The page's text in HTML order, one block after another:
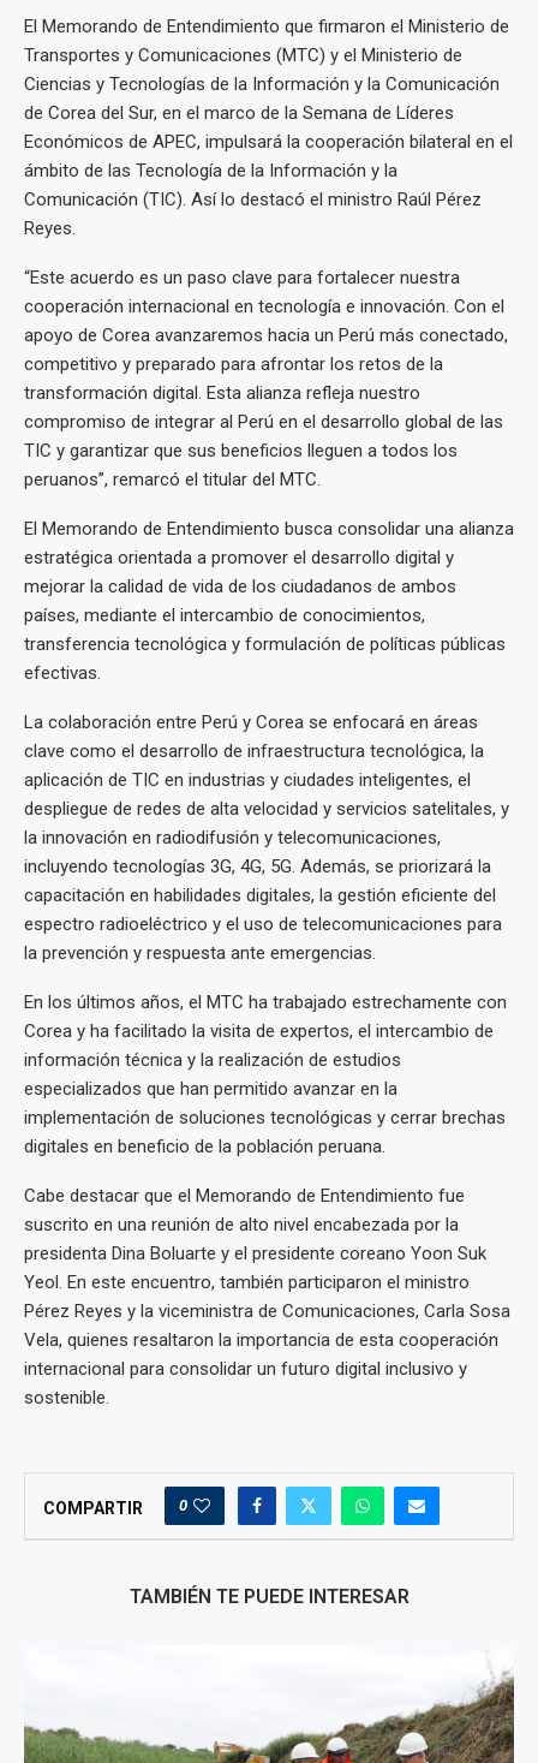
El Memorando de Entendimiento que firmaron el Ministerio de
Transportes y Comunicaciones (MTC) y el Ministerio de
Ciencias y Tecnologías de la Información y la Comunicación
de Corea del Sur, en el marco de la Semana de Líderes
Económicos de APEC, impulsará la cooperación bilateral en el
ámbito de las Tecnología de la Información y la
Comunicación (TIC). Así lo destacó el ministro Raúl Pérez
Reyes.
“Este acuerdo es un paso clave para fortalecer nuestra
cooperación internacional en tecnología e innovación. Con el
apoyo de Corea avanzaremos hacia un Perú más conectado,
competitivo y preparado para afrontar los retos de la
transformación digital. Esta alianza refleja nuestro
compromiso de integrar al Perú en el desarrollo global de las
TIC y garantizar que sus beneficios lleguen a todos los
peruanos”, remarcó el titular del MTC.
El Memorando de Entendimiento busca consolidar una alianza
estratégica orientada a promover el desarrollo digital y
mejorar la calidad de vida de los ciudadanos de ambos
países, mediante el intercambio de conocimientos,
transferencia tecnológica y formulación de políticas públicas
efectivas.
La colaboración entre Perú y Corea se enfocará en áreas
clave como el desarrollo de infraestructura tecnológica, la
aplicación de TIC en industrias y ciudades inteligentes, el
despliegue de redes de alta velocidad y servicios satelitales, y
la innovación en radiodifusión y telecomunicaciones,
incluyendo tecnologías 3G, 4G, 5G. Además, se priorizará la
capacitación en habilidades digitales, la gestión eficiente del
espectro radioeléctrico y el uso de telecomunicaciones para
la prevención y respuesta ante emergencias.
En los últimos años, el MTC ha trabajado estrechamente con
Corea y ha facilitado la visita de expertos, el intercambio de
información técnica y la realización de estudios
especializados que han permitido avanzar en la
implementación de soluciones tecnológicas y cerrar brechas
digitales en beneficio de la población peruana.
Cabe destacar que el Memorando de Entendimiento fue
suscrito en una reunión de alto nivel encabezada por la
presidenta Dina Boluarte y el presidente coreano Yoon Suk
Yeol. En este encuentro, también participaron el ministro
Pérez Reyes y la viceministra de Comunicaciones, Carla Sosa
Vela, quienes resaltaron la importancia de esta cooperación
internacional para consolidar un futuro digital inclusivo y
sostenible.
COMPARTIR 0
TAMBIÉN TE PUEDE INTERESAR